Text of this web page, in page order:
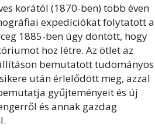
korától (1870-ben) több éven
expedíciókat folytatott a
1885-ben úgy döntött, hogy
hoz létre. Az ötlet az
bemutatott tudományos
után érlelődött meg, azzal
gyűjteményeit és új
és annak gazdag